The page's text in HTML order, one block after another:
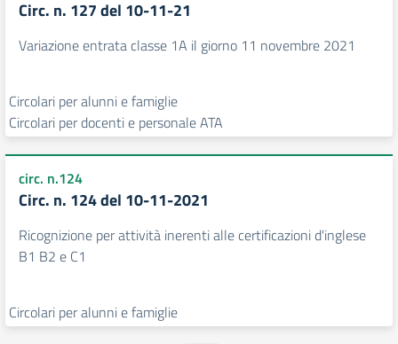
Circ. n. 127 del 10-11-21
Variazione entrata classe 1A il giorno 11 novembre 2021
Circolari per alunni e famiglie
Circolari per docenti e personale ATA
circ. n.124
Circ. n. 124 del 10-11-2021
Ricognizione per attività inerenti alle certificazioni d'inglese
B1 B2 e C1
Circolari per alunni e famiglie